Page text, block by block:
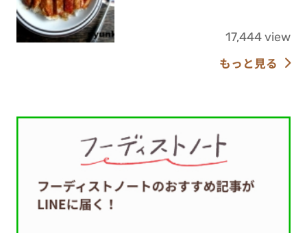
17,444 view
もっと見る